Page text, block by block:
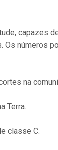
capazes
números
na
Terra.
classe C.